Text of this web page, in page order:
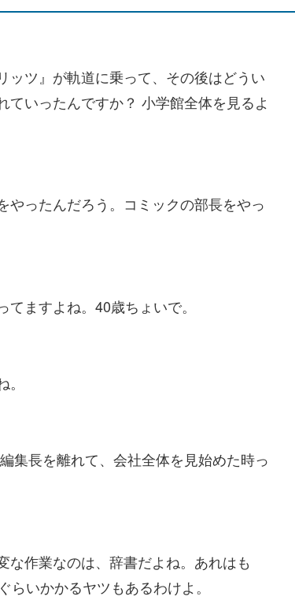
ツ』が軌道に乗って、その後はどうい
ていったんですか？ 小学館全体を見るよ
ったんだろう。コミックの部長をやっ
ますよね。40歳ちょいで。
長を離れて、会社全体を見始めた時っ
作業なのは、辞書だよね。あれはも
いかかるヤツもあるわけよ。